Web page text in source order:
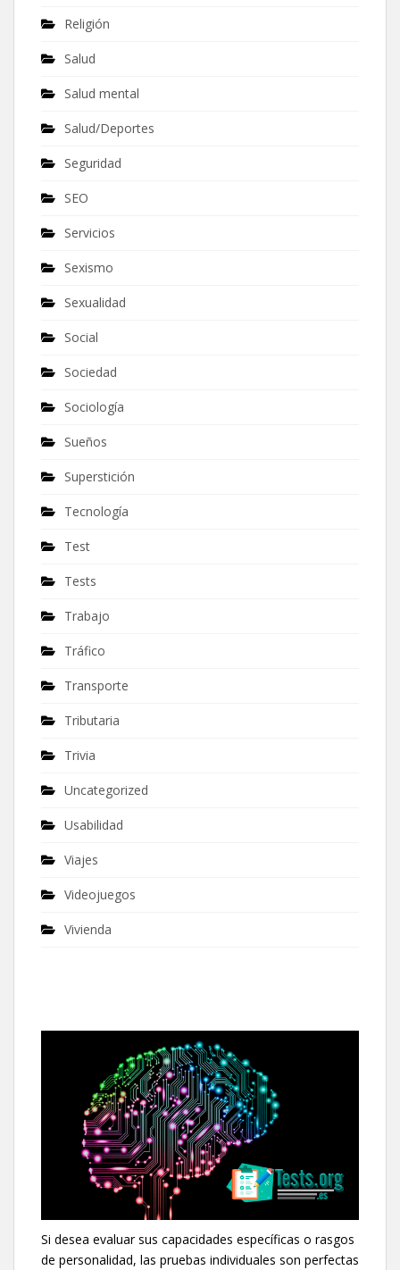
Religión
Salud
Salud mental
Salud/Deportes
Seguridad
SEO
Servicios
Sexismo
Sexualidad
Social
Sociedad
Sociología
Sueños
Superstición
Tecnología
Test
Tests
Trabajo
Tráfico
Transporte
Tributaria
Trivia
Uncategorized
Usabilidad
Viajes
Videojuegos
Vivienda
Si desea evaluar sus capacidades específicas o rasgos
de personalidad, las pruebas individuales son perfectas